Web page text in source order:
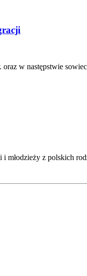
w następstwie
z polskich